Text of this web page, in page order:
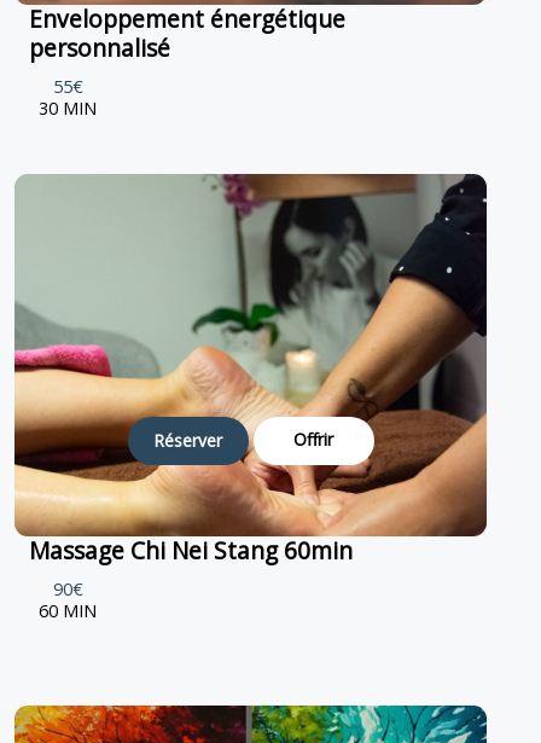
Enveloppement énergétique
personnalisé
55€
30 MIN
Réserver Offrir
Massage Chi Nei Stang 60min
90€
60 MIN